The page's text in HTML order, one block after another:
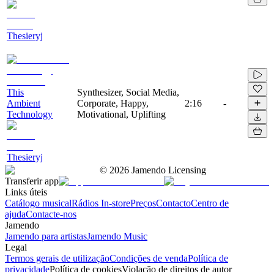
Thesieryj
This
Ambient
Technology
Thesieryj
Synthesizer, Social Media,
Corporate, Happy,
Motivational, Uplifting
2:16 -
© 2026 Jamendo Licensing
Transferir app
Links úteis
Catálogo musicalRádios In-storePreçosContactoCentro de
ajudaContacte-nos
Jamendo
Jamendo para artistasJamendo Music
Legal
Termos gerais de utilizaçãoCondições de vendaPolítica de
privacidadePolítica de cookiesViolação de direitos de autor